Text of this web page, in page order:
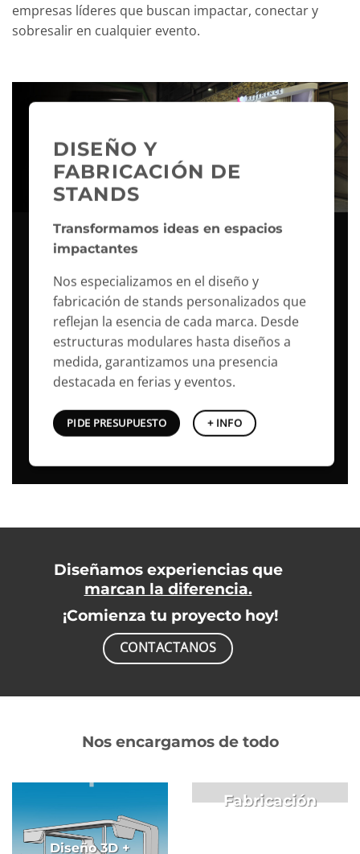
empresas líderes que buscan impactar, conectar y
sobresalir en cualquier evento.
DISEÑO Y
FABRICACIÓN DE
STANDS
Transformamos ideas en espacios
impactantes
Nos especializamos en el diseño y
fabricación de stands personalizados que
reflejan la esencia de cada marca. Desde
estructuras modulares hasta diseños a
medida, garantizamos una presencia
destacada en ferias y eventos.
PIDE PRESUPUESTO + INFO
Diseñamos experiencias que
marcan la diferencia.
¡Comienza tu proyecto hoy!
CONTACTANOS
Nos encargamos de todo
Diseño 3D +
Fabricación